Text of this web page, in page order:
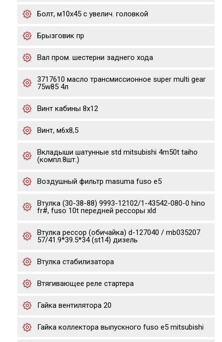
Болт, м10x45 с увелич. головкой
Брызговик пр
Вал пром. шестерни заднего хода
3717610 масло трансмиссионное super multi gear
75w85 4л
Винт кабины 8х12
Винт, м6х8,5
Вкладыши шатунные std mitsubishi 4m50t taiho
(компл.8шт.)
Воздушный фильтр masuma fuso e5
Втулка (30-38-88) 9993-12102/1-43542-080-0 hino
fr#, fuso 10t передней рессоры xld
Втулка рессор (обичайка) d-127040 / mb035207
57/41.9*39.5*34 (st14) дизель
Втулка стабилизатора
Втягивающее реле стартера
Гайка вентилятора 20
Гайка коллектора выпускного fuso e5 mitsubishi